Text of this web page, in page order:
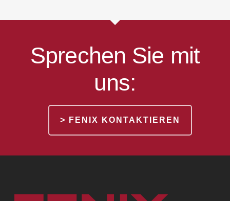
Sprechen Sie mit
uns:
> FENIX KONTAKTIEREN